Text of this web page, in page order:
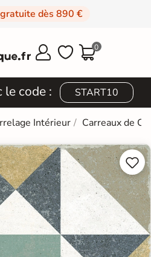
dès 890 €
  0
code : START10
Intérieur Carreaux de

